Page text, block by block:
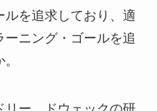
を追求しており、適
ニング・ゴールを追